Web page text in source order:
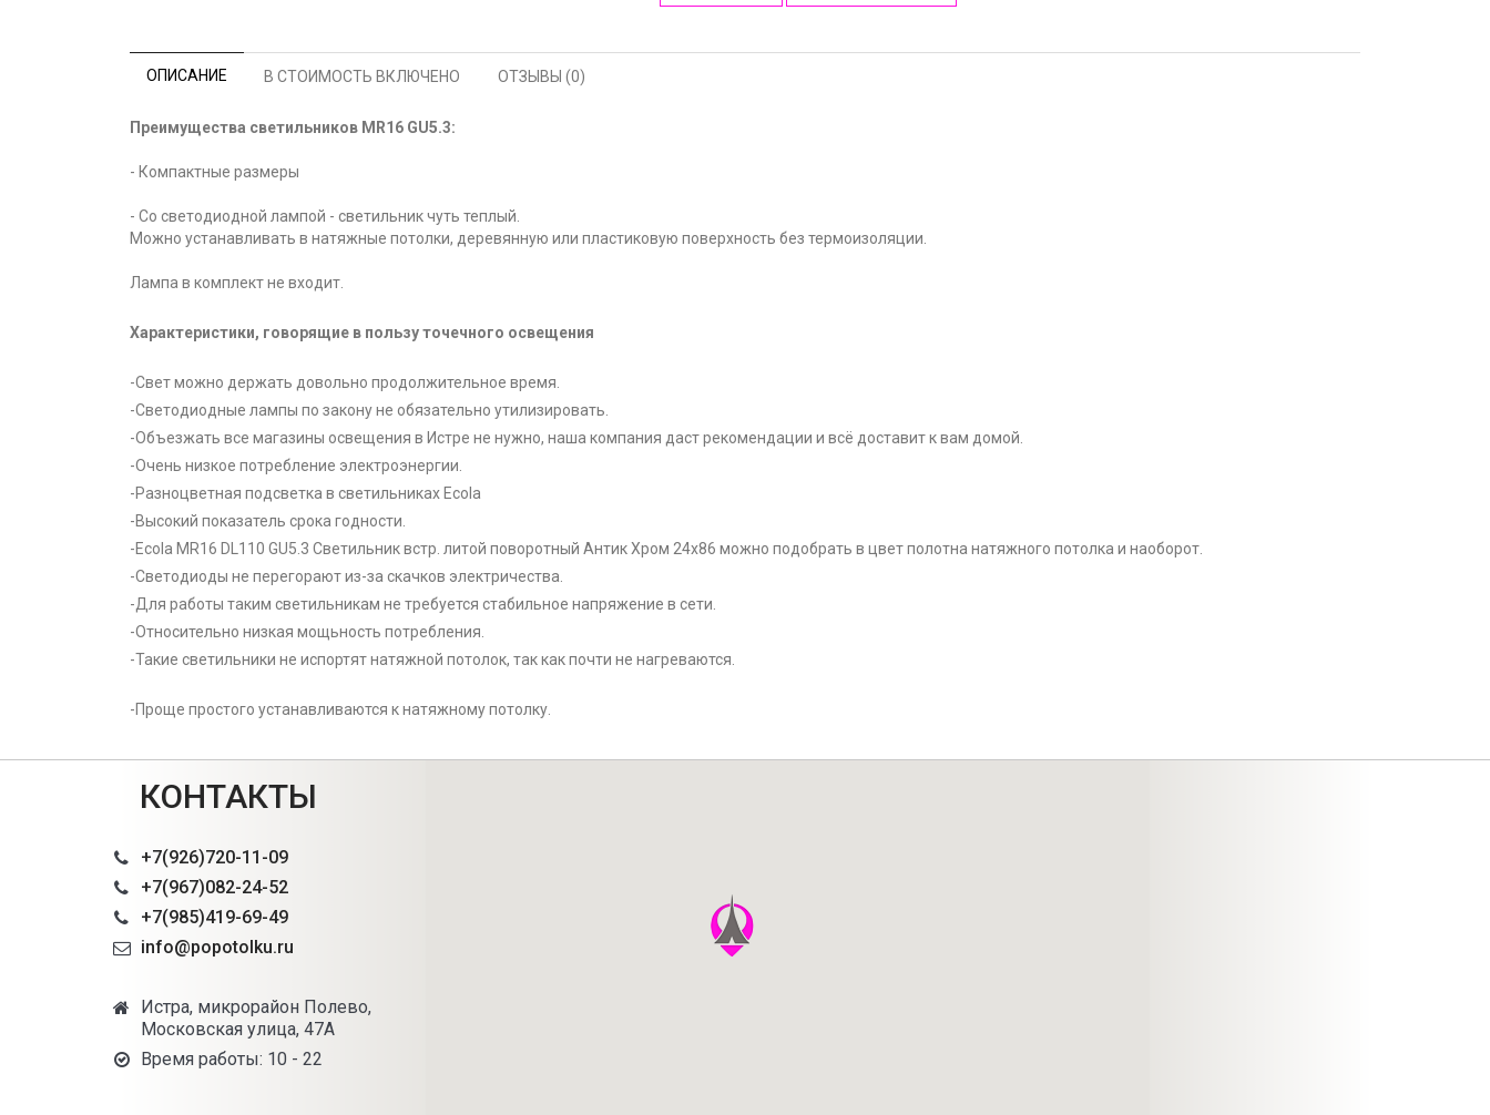
ОПИСАНИЕ В СТОИМОСТЬ ВКЛЮЧЕНО ОТЗЫВЫ (0)
Преимущества светильников MR16 GU5.3:
- Компактные размеры
- Со светодиодной лампой - светильник чуть теплый.
Можно устанавливать в натяжные потолки, деревянную или пластиковую поверхность без термоизоляции.
Лампа в комплект не входит.
Характеристики, говорящие в пользу точечного освещения
-Свет можно держать довольно продолжительное время.
-Светодиодные лампы по закону не обязательно утилизировать.
-Объезжать все магазины освещения в Истре не нужно, наша компания даст рекомендации и всё доставит к вам домой.
-Очень низкое потребление электроэнергии.
-Разноцветная подсветка в светильниках Ecola
-Высокий показатель срока годности.
-Ecola MR16 DL110 GU5.3 Светильник встр. литой поворотный Антик Хром 24x86 можно подобрать в цвет полотна натяжного потолка и наоборот.
-Светодиоды не перегорают из-за скачков электричества.
-Для работы таким светильникам не требуется стабильное напряжение в сети.
-Относительно низкая мощьность потребления.
-Такие светильники не испортят натяжной потолок, так как почти не нагреваются.
-Проще простого устанавливаются к натяжному потолку.
КОНТАКТЫ
+7(926)720-11-09
+7(967)082-24-52
+7(985)419-69-49
info@popotolku.ru
Истра, микрорайон Полево,
Московская улица, 47А
Время работы: 10 - 22